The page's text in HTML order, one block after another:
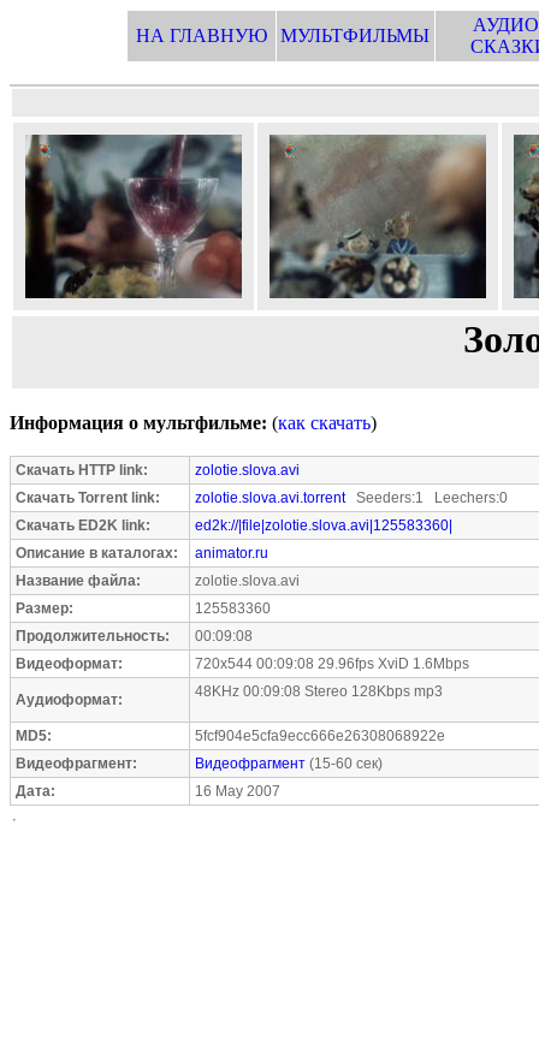
НА ГЛАВНУЮ МУЛЬТФИЛЬМЫ
Информация о мультфильме: (как скачать)
Скачать HTTP link:
zolotie.slova.avi
Скачать Torrent link:
zolotie.slova.avi.torrentSeeders:1 Leechers:0
Скачать ED2K link:
ed2k://|file|zolotie.slova.avi|125583360|
Описание в каталогах:
animator.ru
Название файла:
zolotie.slova.avi
Размер:
125583360
Продолжительность:
00:09:08
Видеоформат:
720x544 00:09:08 29.96fps XviD 1.6Mbps
Аудиоформат: 48KHz 00:09:08 Stereo 128Kbps mp3
MD5:
5fcf904e5cfa9ecc666e26308068922e
Видеофрагмент:
Видеофрагмент (15-60 сек)
Дата:
16 May 2007